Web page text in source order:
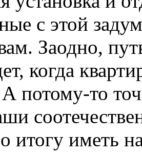
с этой
Заодно,
когда
потому-то
итогу иметь